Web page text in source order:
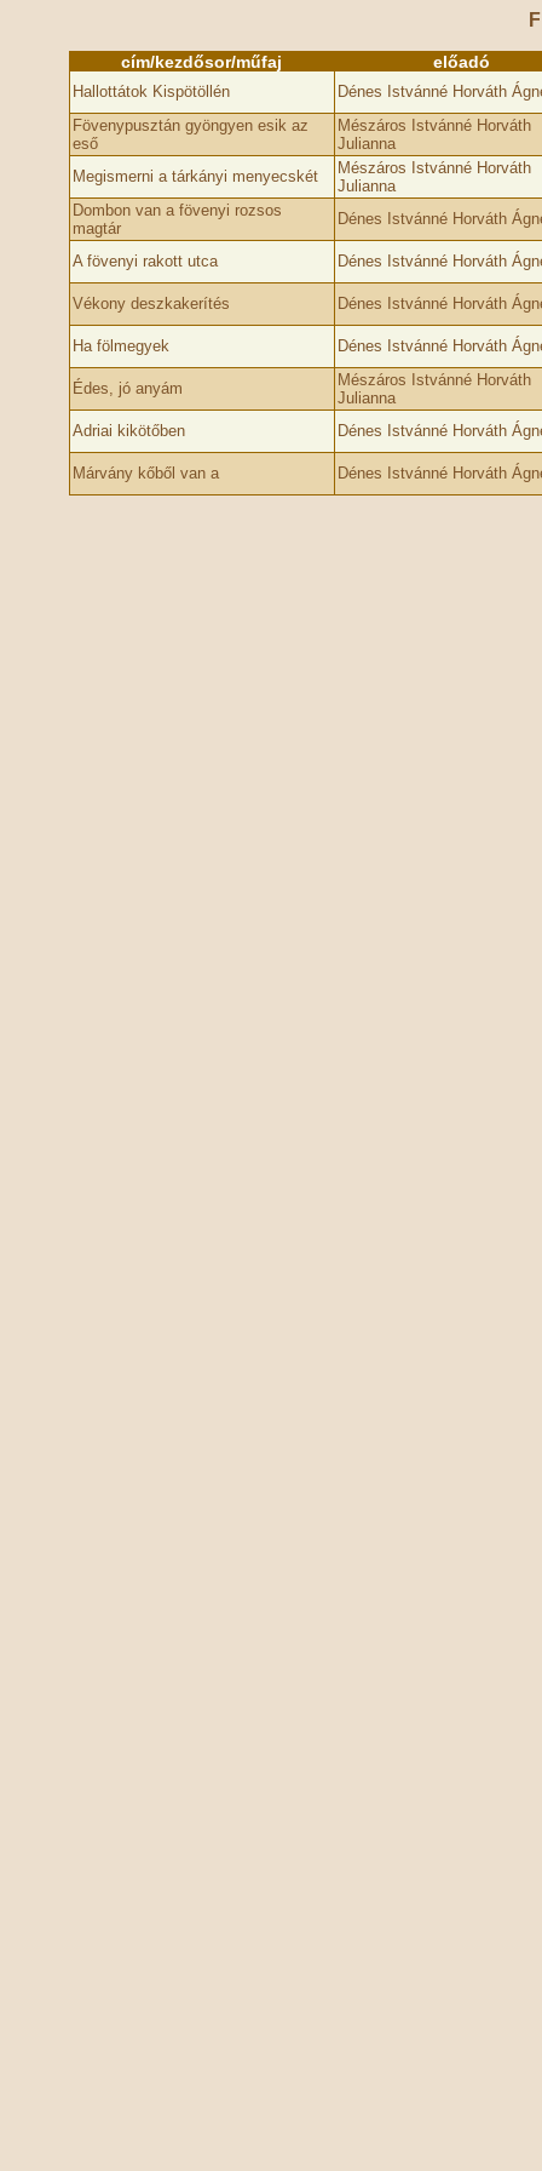
cím/kezdősor/műfaj előadó
Hallottátok Kispötöllén
Dénes Istvánné Horváth
Fövenypusztán gyöngyen esik az
eső
Mészáros Istvánné Horváth
Julianna
Megismerni a tárkányi menyecskét
Mészáros Istvánné Horváth
Julianna
Dombon van a fövenyi rozsos
magtár
Dénes Istvánné Horváth
A fövenyi rakott utca Dénes Istvánné Horváth
Vékony deszkakerítés Dénes Istvánné Horváth
Ha fölmegyek Dénes Istvánné Horváth
Édes, jó anyám
Mészáros Istvánné Horváth
Julianna
Adriai kikötőben
Dénes Istvánné Horváth
Márvány kőből van a Dénes Istvánné Horváth